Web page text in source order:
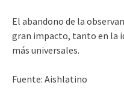
El abandono de la
gran impacto, tanto en la
más universales.
Fuente: Aishlatino